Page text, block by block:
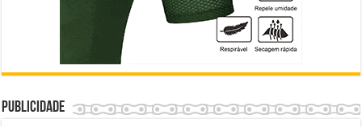
Publicidade